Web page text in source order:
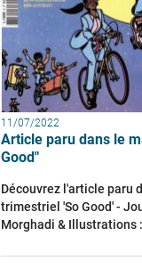
11/07/2022
Article paru dans le
Good"
Découvrez l'article paru
trimestriel 'So Good' -
Morghadi & Illustrations